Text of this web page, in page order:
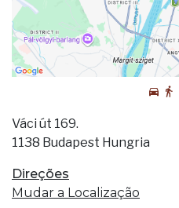
Váci út 169.
1138 Budapest Hungria
Direções
Mudar a Localização